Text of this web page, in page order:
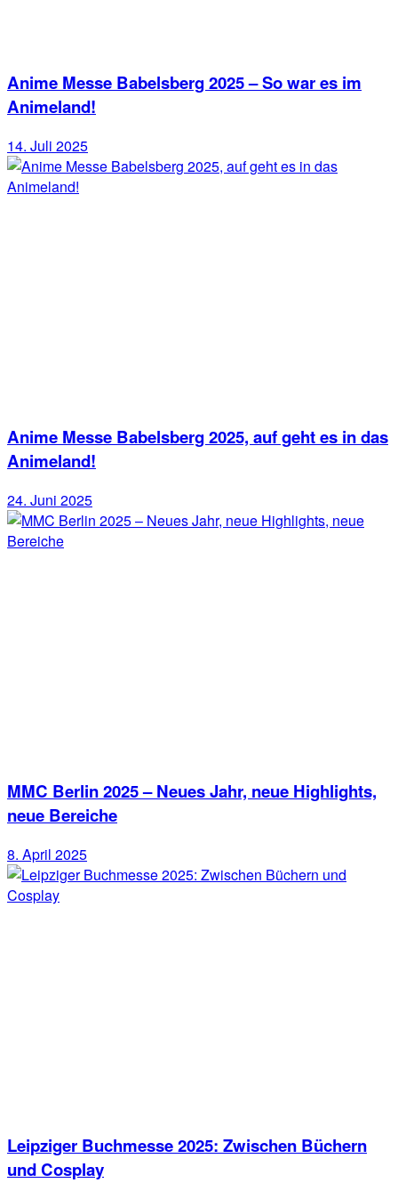
Anime Messe Babelsberg 2025 – So war es im
Animeland!
14. Juli 2025
Anime Messe Babelsberg 2025, auf geht es in das
Animeland!
24. Juni 2025
MMC Berlin 2025 – Neues Jahr, neue Highlights,
neue Bereiche
8. April 2025
Leipziger Buchmesse 2025: Zwischen Büchern
und Cosplay